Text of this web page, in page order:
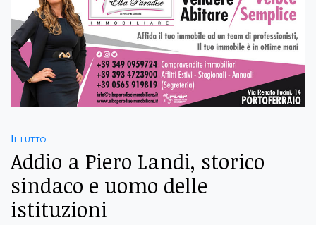
Il lutto
Addio a Piero Landi, storico
sindaco e uomo delle
istituzioni